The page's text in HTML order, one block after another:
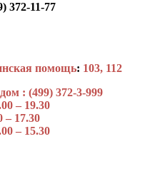
372-11-77
помощь: 103, 112
: (499) 372-3-999
– 19.30
– 17.30
– 15.30